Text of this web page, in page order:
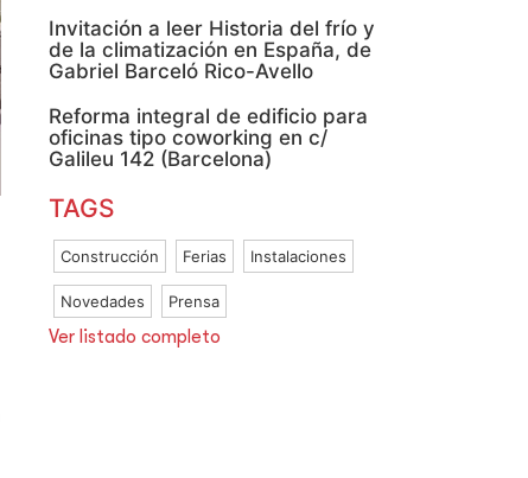
Invitación a leer Historia del frío y
de la climatización en España, de
Gabriel Barceló Rico-Avello
Reforma integral de edificio para
oficinas tipo coworking en c/
Galileu 142 (Barcelona)
TAGS
Construcción Ferias Instalaciones
Novedades Prensa
Ver listado completo